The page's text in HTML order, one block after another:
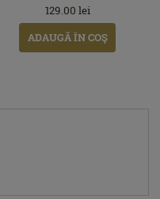
129.00 lei
ADAUGĂ ÎN COŞ